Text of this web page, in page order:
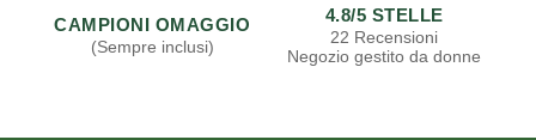
CAMPIONI OMAGGIO
(Sempre inclusi)
4.8/5 STELLE
22 Recensioni
Negozio gestito da donne